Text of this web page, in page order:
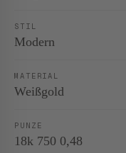
STIL
Modern
MATERIAL
Weißgold
PUNZE
18k 750 0,48